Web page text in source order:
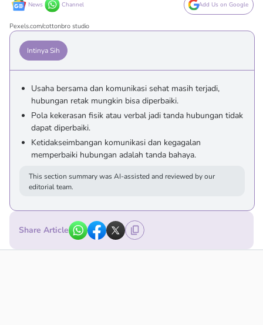
News Channel Add Us on Google
Pexels.com/cottonbro studio
Intinya Sih
Usaha bersama dan komunikasi sehat masih terjadi,
hubungan retak mungkin bisa diperbaiki.
Pola kekerasan fisik atau verbal jadi tanda hubungan tidak
dapat diperbaiki.
Ketidakseimbangan komunikasi dan kegagalan
memperbaiki hubungan adalah tanda bahaya.
This section summary was AI-assisted and reviewed by our
editorial team.
Share Article